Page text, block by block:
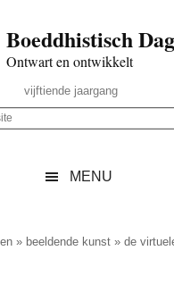
Boeddhistisch
Ontwart en ontwikkelt
vijftiende jaargang
MENU
» beeldende kunst »de